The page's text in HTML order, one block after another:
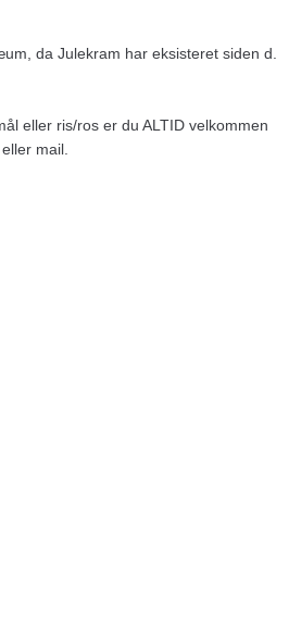
da Julekram har eksisteret siden d.
eller ris/ros er du ALTID velkommen
mail.